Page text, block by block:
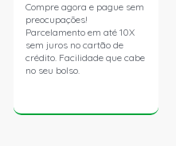
Compre agora e pague sem
preocupações!
Parcelamento em até 10X
sem juros no cartão de
crédito. Facilidade que cabe
no seu bolso.